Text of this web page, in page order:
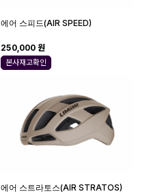
에어 스피드(AIR SPEED)
250,000 원
본사재고확인
에어 스트라토스(AIR STRATOS)